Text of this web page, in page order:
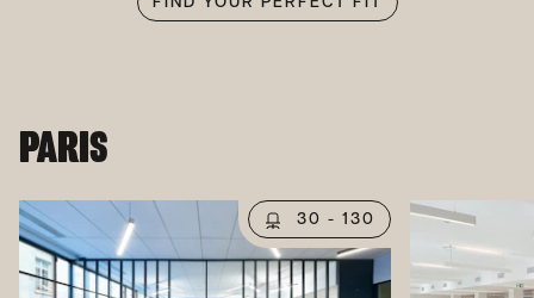
PARIS
30 - 130